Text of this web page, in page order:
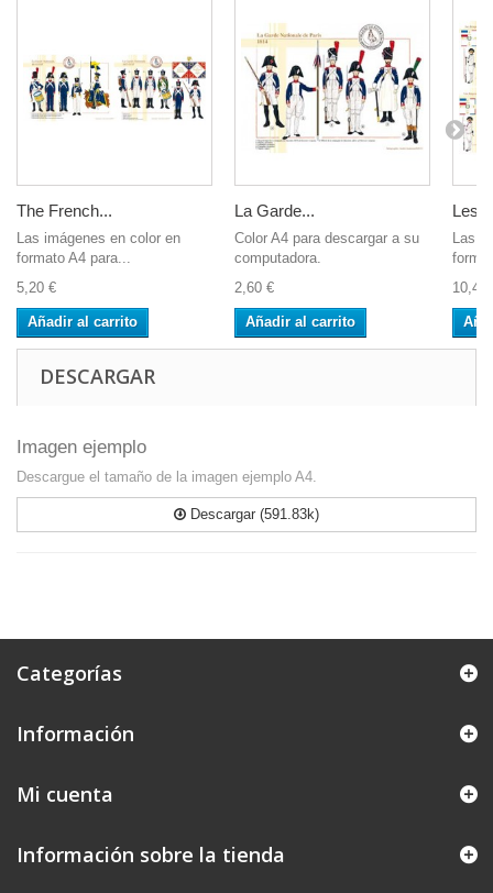
The French...
Las imágenes en color en
formato A4 para...
5,20 €
Añadir al carrito
La Garde...
Color A4 para descargar a su
computadora.
2,60 €
Añadir al carrito
Les
Las
10,40
DESCARGAR
Imagen ejemplo
Descargue el tamaño de la imagen ejemplo A4.
Descargar (591.83k)
Categorías
Información
Mi cuenta
Información sobre la tienda